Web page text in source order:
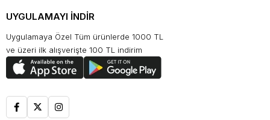
UYGULAMAYI İNDİR
Uygulamaya Özel Tüm ürünlerde 1000 TL
ve üzeri ilk alışverişte 100 TL indirim